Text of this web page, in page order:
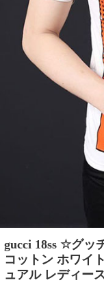
gucci 18ss ☆グッ
コットン ホワイ
ュアル レディー